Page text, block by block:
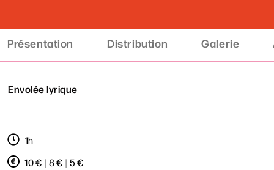
Présentation Distribution Galerie
Envolée lyrique
1h
10 € | 8 € | 5 €